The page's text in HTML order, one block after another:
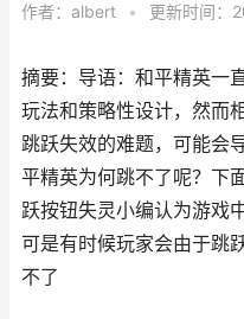
作者： albert • 更新时间：
摘要：导语：和平精英一
玩法和策略性设计，然而
跳跃失效的难题，可能会
平精英为何跳不了呢？下
跃按钮失灵小编认为游戏
可是有时候玩家会由于跳
不了